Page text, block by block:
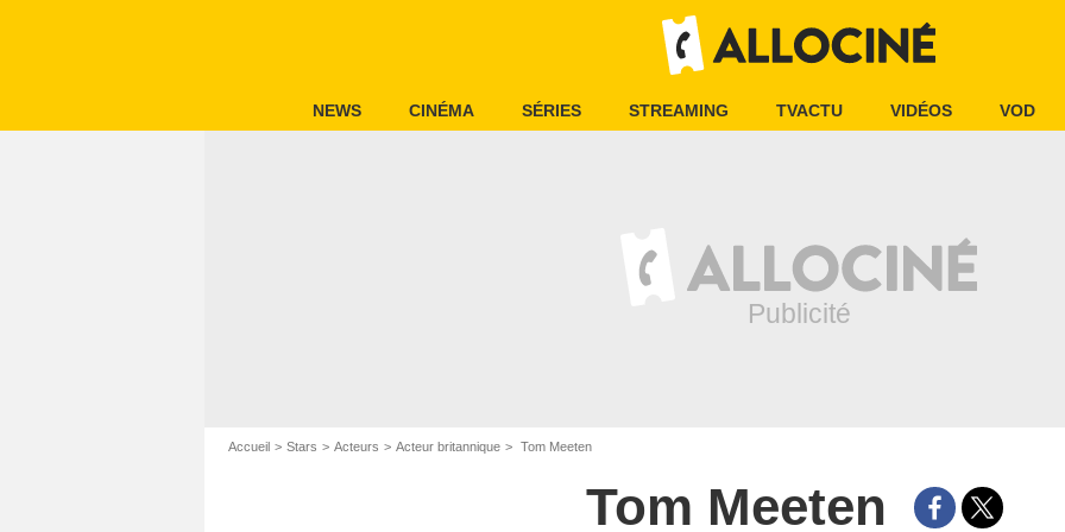
NEWS CINÉMA SÉRIES STREAMING TVACTU VIDÉOS VOD
Accueil Stars Acteurs Acteur britannique Tom Meeten
Tom Meeten